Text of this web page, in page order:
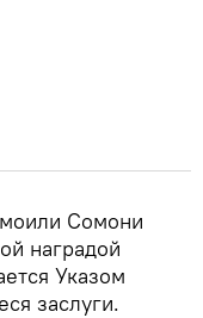
Сомони
наградой
Указом
заслуги.